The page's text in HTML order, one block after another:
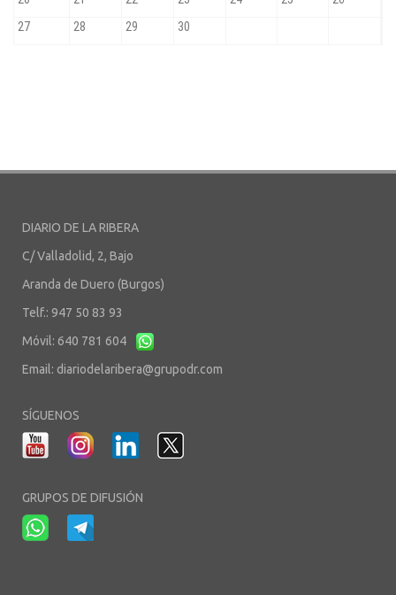
DIARIO DE LA RIBERA
C/ Valladolid, 2, Bajo
Aranda de Duero (Burgos)
Telf.: 947 50 83 93
Móvil: 640 781 604
Email: diariodelaribera@grupodr.com
SÍGUENOS
GRUPOS DE DIFUSIÓN